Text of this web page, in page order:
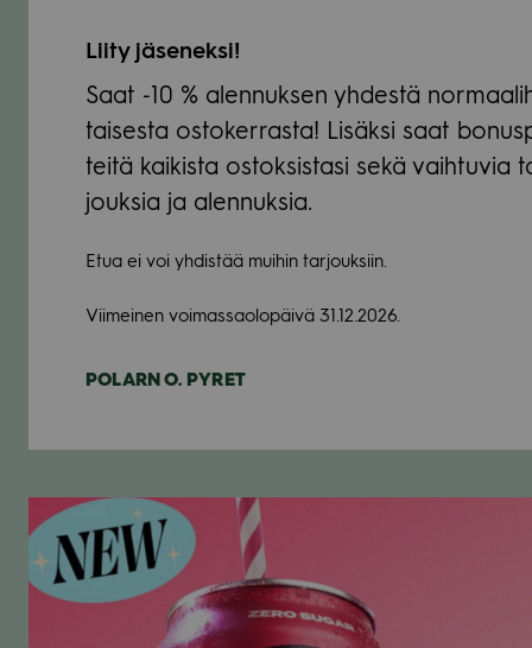
Liity jäse­neksi!
Saat ‑10 % alen­nuk­sen yhdestä
tai­sesta osto­ker­rasta! Lisäksi saat
teitä kai­kista ostok­sis­tasi sekä vaih­tu­via
jouk­sia ja alen­nuk­sia.
Etua ei voi yhdis­tää mui­hin tar­jouk­siin.
Vii­mei­nen voi­mas­sao­lo­päivä 31.12.2026.
POLARN O. PYRET